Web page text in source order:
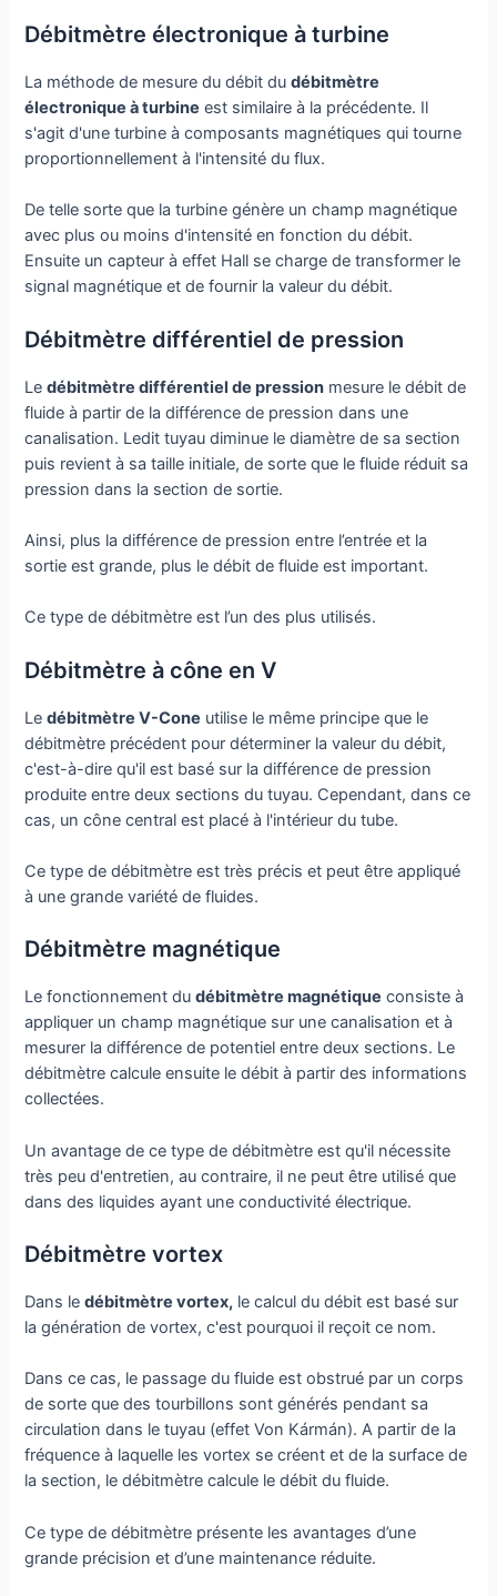
Débitmètre électronique à turbine
La méthode de mesure du débit dudébitmètre
électronique à turbine est similaire à la précédente. Il
s'agit d'une turbine à composants magnétiques qui tourne
proportionnellement à l'intensité du flux.
De telle sorte que la turbine génère un champ magnétique
avec plus ou moins d'intensité en fonction du débit.
Ensuite un capteur à effet Hall se charge de transformer le
signal magnétique et de fournir la valeur du débit.
Débitmètre différentiel de pression
Ledébitmètre différentiel de pression mesure le débit de
fluide à partir de la différence de pression dans une
canalisation. Ledit tuyau diminue le diamètre de sa section
puis revient à sa taille initiale, de sorte que le fluide réduit sa
pression dans la section de sortie.
Ainsi, plus la différence de pression entre l’entrée et la
sortie est grande, plus le débit de fluide est important.
Ce type de débitmètre est l’un des plus utilisés.
Débitmètre à cône en V
Ledébitmètre V-Cone utilise le même principe que le
débitmètre précédent pour déterminer la valeur du débit,
c'est-à-dire qu'il est basé sur la différence de pression
produite entre deux sections du tuyau. Cependant, dans ce
cas, un cône central est placé à l'intérieur du tube.
Ce type de débitmètre est très précis et peut être appliqué
à une grande variété de fluides.
Débitmètre magnétique
Le fonctionnement dudébitmètre magnétique consiste à
appliquer un champ magnétique sur une canalisation et à
mesurer la différence de potentiel entre deux sections. Le
débitmètre calcule ensuite le débit à partir des informations
collectées.
Un avantage de ce type de débitmètre est qu'il nécessite
très peu d'entretien, au contraire, il ne peut être utilisé que
dans des liquides ayant une conductivité électrique.
Débitmètre vortex
Dans ledébitmètre vortex, le calcul du débit est basé sur
la génération de vortex, c'est pourquoi il reçoit ce nom.
Dans ce cas, le passage du fluide est obstrué par un corps
de sorte que des tourbillons sont générés pendant sa
circulation dans le tuyau (effet Von Kármán). A partir de la
fréquence à laquelle les vortex se créent et de la surface de
la section, le débitmètre calcule le débit du fluide.
Ce type de débitmètre présente les avantages d’une
grande précision et d’une maintenance réduite.